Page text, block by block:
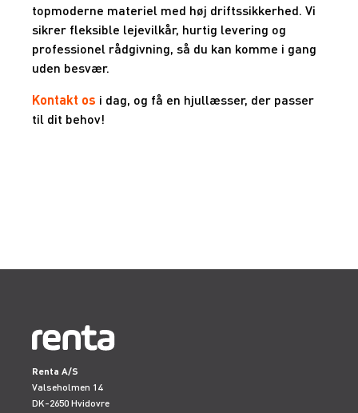
topmoderne materiel med høj driftssikkerhed. Vi
sikrer fleksible lejevilkår, hurtig levering og
professionel rådgivning, så du kan komme i gang
uden besvær.
Kontakt os i dag, og få en hjullæsser, der passer
til dit behov!
Renta A/S
Valseholmen 14
DK-2650 Hvidovre